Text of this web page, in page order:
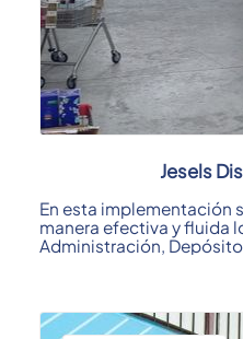
Jesels
En esta implementación
manera efectiva y fluida
Administración,